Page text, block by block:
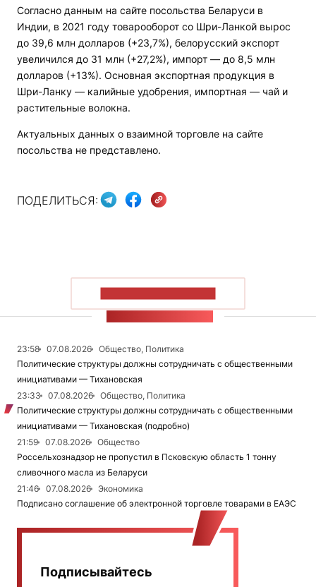
Согласно данным на сайте посольства Беларуси в
Индии, в 2021 году товарооборот со Шри-Ланкой вырос
до 39,6 млн долларов (+23,7%), белорусский экспорт
увеличился до 31 млн (+27,2%), импорт — до 8,5 млн
долларов (+13%). Основная экспортная продукция в
Шри-Ланку — калийные удобрения, импортная — чай и
растительные волокна.
Актуальных данных о взаимной торговле на сайте
посольства не представлено.
ПОДЕЛИТЬСЯ:
23:58 07.08.2026
Общество, Политика
Политические структуры должны сотрудничать с общественными
инициативами — Тихановская
23:33
07.08.2026
Общество, Политика
Политические структуры должны сотрудничать с общественными
инициативами — Тихановская (подробно)
21:59
07.08.2026
Общество
Россельхознадзор не пропустил в Псковскую область 1 тонну
сливочного масла из Беларуси
21:46
07.08.2026
Экономика
Подписано соглашение об электронной торговле товарами в ЕАЭС
Подписывайтесь